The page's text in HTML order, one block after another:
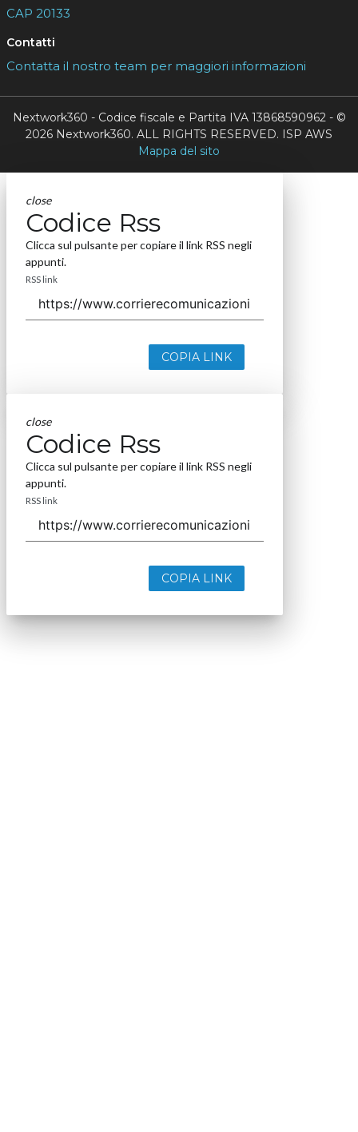
CAP 20133
Contatti
Contatta il nostro team per maggiori informazioni
Nextwork360 - Codice fiscale e Partita IVA 13868590962 - ©
2026 Nextwork360. ALL RIGHTS RESERVED. ISP AWS
Mappa del sito
close
Codice Rss
Clicca sul pulsante per copiare il link RSS negli
appunti.
RSS link
COPIA LINK
close
Codice Rss
Clicca sul pulsante per copiare il link RSS negli
appunti.
RSS link
COPIA LINK